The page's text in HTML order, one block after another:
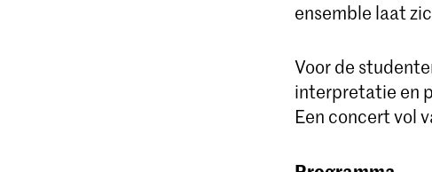
ensemble laat
Voor de
interpretatie en
Een concert vol